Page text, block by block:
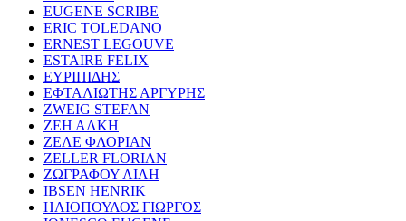
EUGENE SCRIBE
ERIC TOLEDANO
ERNEST LEGOUVE
ESTAIRE FELIX
ΕΥΡΙΠΙΔΗΣ
ΕΦΤΑΛΙΩΤΗΣ ΑΡΓΥΡΗΣ
ZWEIG STEFAN
ΖΕΗ ΑΛΚΗ
ΖΕΛΕ ΦΛΟΡΙΑΝ
ZELLER FLORIAN
ΖΩΓΡΑΦΟΥ ΛΙΛΗ
IBSEN HENRIK
ΗΛΙΟΠΟΥΛΟΣ ΓΙΩΡΓΟΣ